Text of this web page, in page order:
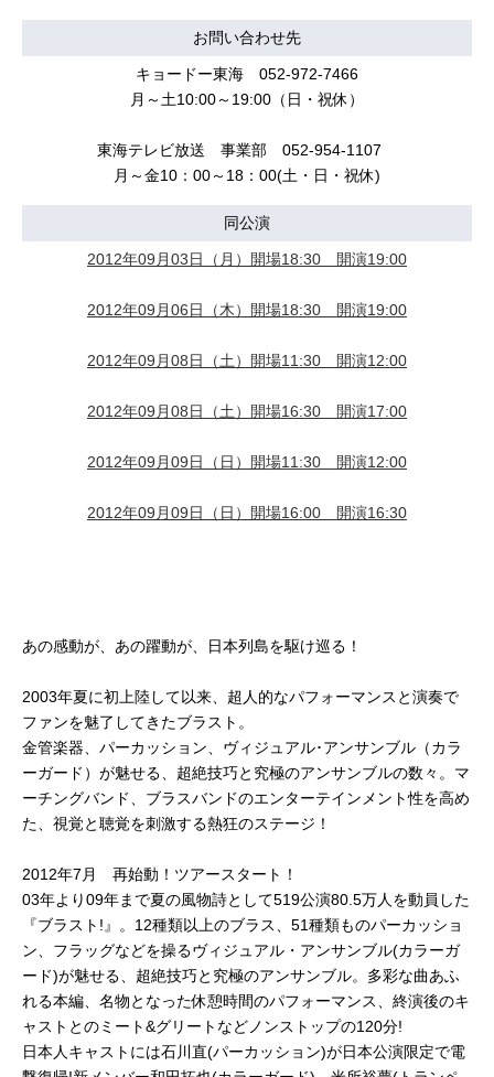
お問い合わせ先
キョードー東海 052-972-7466
月～土10:00～19:00（日・祝休）
東海テレビ放送 事業部 052-954-1107
月～金10：00～18：00(土・日・祝休)
同公演
2012年09月03日（月）開場18:30 開演19:00
2012年09月06日（木）開場18:30 開演19:00
2012年09月08日（土）開場11:30 開演12:00
2012年09月08日（土）開場16:30 開演17:00
2012年09月09日（日）開場11:30 開演12:00
2012年09月09日（日）開場16:00 開演16:30
あの感動が、あの躍動が、日本列島を駆け巡る！
2003年夏に初上陸して以来、超人的なパフォーマンスと演奏で
ファンを魅了してきたブラスト。
金管楽器、パーカッション、ヴィジュアル･アンサンブル（カラ
ーガード）が魅せる、超絶技巧と究極のアンサンブルの数々。マ
ーチングバンド、ブラスバンドのエンターテインメント性を高め
た、視覚と聴覚を刺激する熱狂のステージ！
2012年7月 再始動！ツアースタート！
03年より09年まで夏の風物詩として519公演80.5万人を動員した
『ブラスト!』。12種類以上のブラス、51種類ものパーカッショ
ン、フラッグなどを操るヴィジュアル・アンサンブル(カラーガ
ード)が魅せる、超絶技巧と究極のアンサンブル。多彩な曲あふ
れる本編、名物となった休憩時間のパフォーマンス、終演後のキ
ャストとのミート&グリートなどノンストップの120分!
日本人キャストには石川直(パーカッション)が日本公演限定で電